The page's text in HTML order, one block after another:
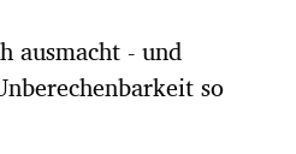
ausmacht - und
so